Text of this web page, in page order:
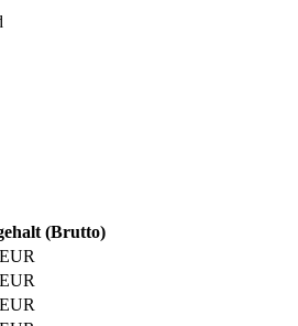
(Brutto)